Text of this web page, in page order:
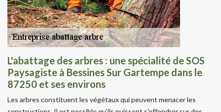
L'abattage des arbres : une spécialité de SOS
Paysagiste à Bessines Sur Gartempe dans le
87250 et ses environs
Les arbres constituent les végétaux qui peuvent menacer les